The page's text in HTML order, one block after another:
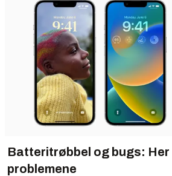
Batteritrøbbel og bugs: Her
problemene